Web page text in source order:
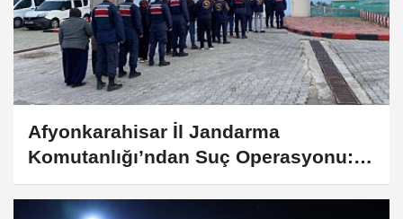
Afyonkarahisar İl Jandarma
Komutanlığı’ndan Suç Operasyonu: 1
Haftada 57 Şahıs Yakalandı!